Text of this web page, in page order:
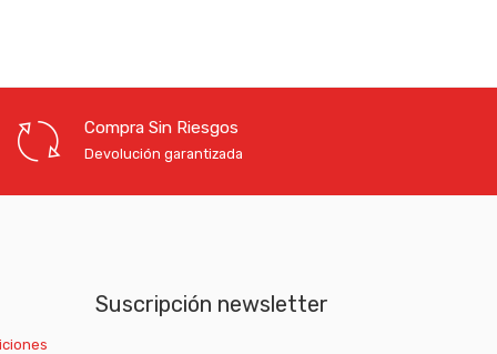
Compra Sin Riesgos
Devolución garantizada
Suscripción newsletter